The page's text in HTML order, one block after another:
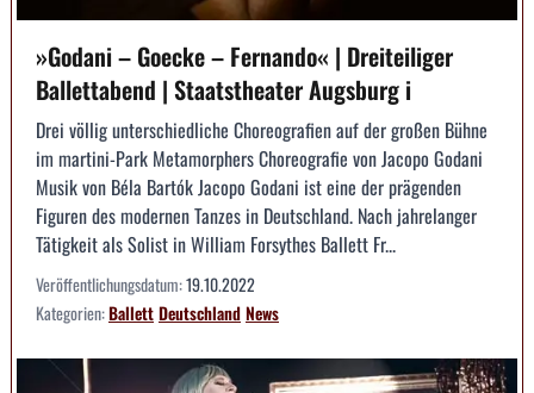
»Godani – Goecke – Fernando« | Dreiteiliger
Ballettabend | Staatstheater Augsburg i
Drei völlig unterschiedliche Choreografien auf der großen Bühne
im martini-Park Metamorphers Choreografie von Jacopo Godani
Musik von Béla Bartók Jacopo Godani ist eine der prägenden
Figuren des modernen Tanzes in Deutschland. Nach jahrelanger
Tätigkeit als Solist in William Forsythes Ballett Fr...
Veröffentlichungsdatum:19.10.2022
Kategorien:BallettDeutschlandNews